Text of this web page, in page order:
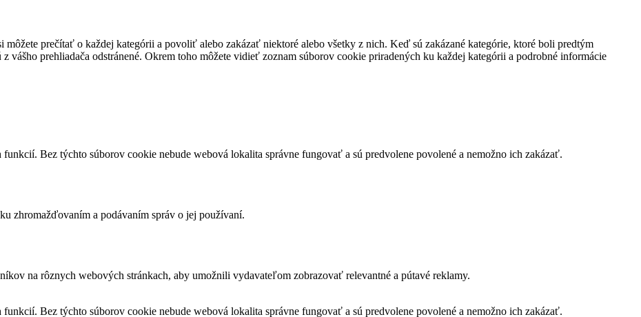
môžete prečítať o každej kategórii a povoliť alebo zakázať niektoré alebo všetky z nich. Keď sú zakázané kategórie, ktoré boli predtým
vášho prehliadača odstránené. Okrem toho môžete vidieť zoznam súborov cookie priradených ku každej kategórii a podrobné informácie
Bez týchto súborov cookie nebude webová lokalita správne fungovať a sú predvolene povolené a nemožno ich zakázať.
zhromažďovaním a podávaním správ o jej používaní.
na rôznych webových stránkach, aby umožnili vydavateľom zobrazovať relevantné a pútavé reklamy.
Bez týchto súborov cookie nebude webová lokalita správne fungovať a sú predvolene povolené a nemožno ich zakázať.